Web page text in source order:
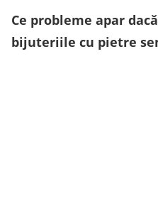
Ce probleme apar
bijuteriile cu pietre